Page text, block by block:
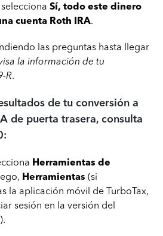
Sí, todo este dinero
cuenta Roth IRA.
las preguntas hasta llegar
la información de tu
R.
de tu conversión a
de puerta trasera, consulta
Herramientas de
Herramientas (si
la aplicación móvil de TurboTax,
sesión en la versión del